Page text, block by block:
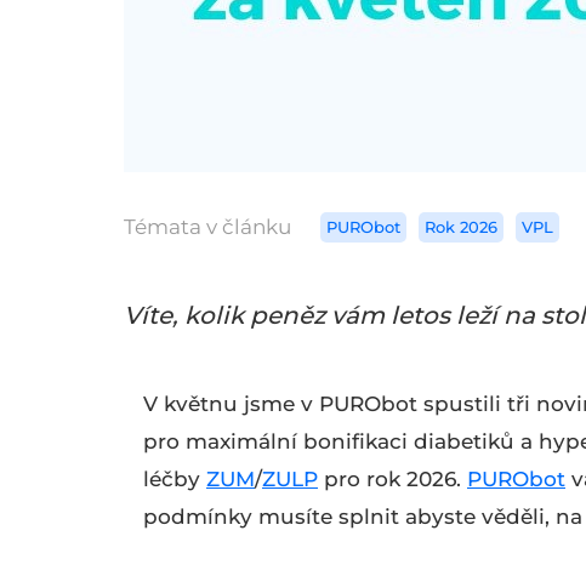
Témata v článku PURObot Rok 2026 VPL
Víte, kolik peněz vám letos leží na
V květnu jsme v PURObot spustili tři
pro maximální bonifikaci diabetiků a
léčby ZUM/ZULP pro rok 2026. PURObot
podmínky musíte splnit abyste věděli, na